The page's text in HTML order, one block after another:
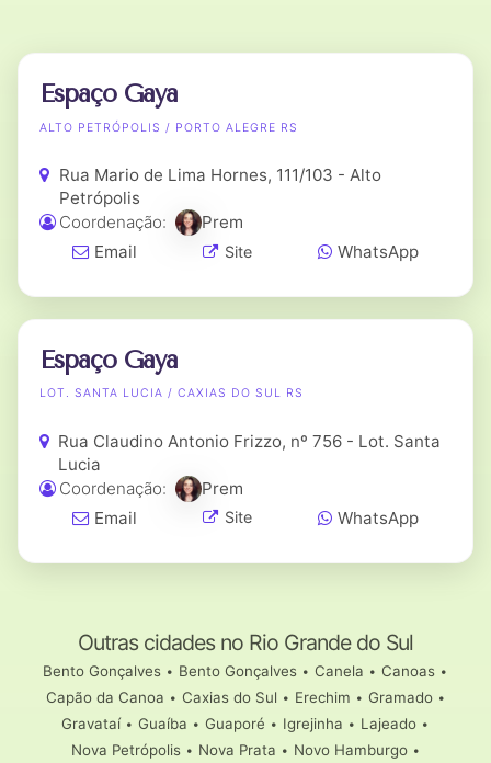
Espaço Gaya
ALTO PETRÓPOLIS / PORTO ALEGRE RS
Rua Mario de Lima Hornes, 111/103 - Alto
Petrópolis
Coordenação:
Prem
Email
Site WhatsApp
Espaço Gaya
LOT. SANTA LUCIA / CAXIAS DO SUL RS
Rua Claudino Antonio Frizzo, nº 756 - Lot. Santa
Lucia
Coordenação:
Prem
Email
Site WhatsApp
Outras cidades no Rio Grande do Sul
Bento Gonçalves • Bento Gonçalves • Canela • Canoas •
Capão da Canoa • Caxias do Sul • Erechim • Gramado•
Gravataí• Guaíba • Guaporé • Igrejinha • Lajeado •
Nova Petrópolis• Nova Prata • Novo Hamburgo•